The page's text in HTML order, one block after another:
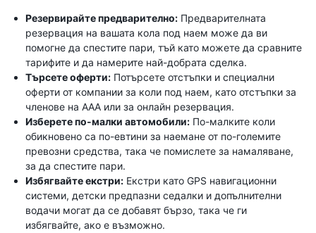
Резервирайте предварително: Предварителната
резервация на вашата кола под наем може да ви
помогне да спестите пари, тъй като можете да сравните
тарифите и да намерите най-добрата сделка.
Търсете оферти: Потърсете отстъпки и специални
оферти от компании за коли под наем, като отстъпки за
членове на AAA или за онлайн резервация.
Изберете по-малки автомобили: По-малките коли
обикновено са по-евтини за наемане от по-големите
превозни средства, така че помислете за намаляване,
за да спестите пари.
Избягвайте екстри: Екстри като GPS навигационни
системи, детски предпазни седалки и допълнителни
водачи могат да се добавят бързо, така че ги
избягвайте, ако е възможно.